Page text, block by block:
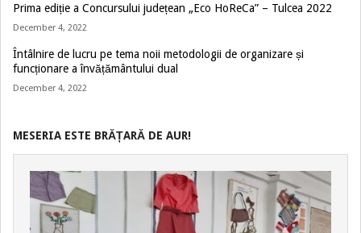
Prima ediție a Concursului județean „Eco HoReCa” – Tulcea 2022
December 4, 2022
Întâlnire de lucru pe tema noii metodologii de organizare și
funcționare a învățământului dual
December 4, 2022
MESERIA ESTE BRĂȚARĂ DE AUR!